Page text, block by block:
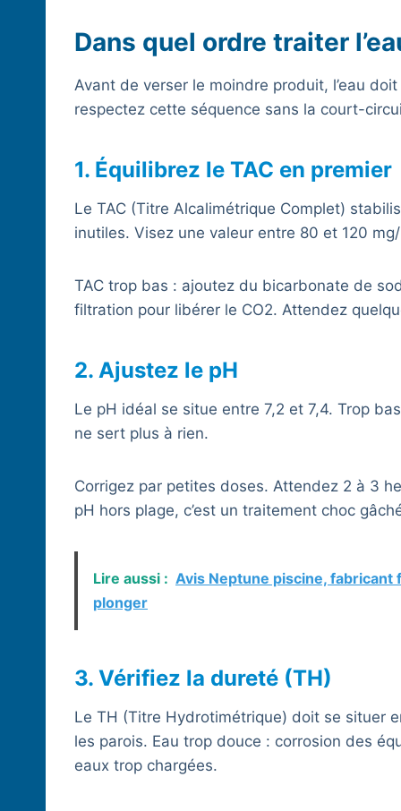
Dans quel ordre traiter
Avant de verser le moindre produit, l’eau
respectez cette séquence sans la court-
1. Équilibrez le TAC en premier
Le TAC (Titre Alcalimétrique Complet)
inutiles. Visez une valeur entre 80 et 120
TAC trop bas : ajoutez du bicarbonate de
filtration pour libérer le CO2. Attendez
2. Ajustez le pH
Le pH idéal se situe entre 7,2 et 7,4. Trop
ne sert plus à rien.
Corrigez par petites doses. Attendez 2 à 3
pH hors plage, c’est un traitement choc
Lire aussi : Avis Neptune piscine, fabricant
plonger
3. Vérifiez la dureté (TH)
Le TH (Titre Hydrotimétrique) doit se situer
les parois. Eau trop douce : corrosion des
eaux trop chargées.